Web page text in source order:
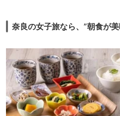
奈良の女子旅なら、”朝食が